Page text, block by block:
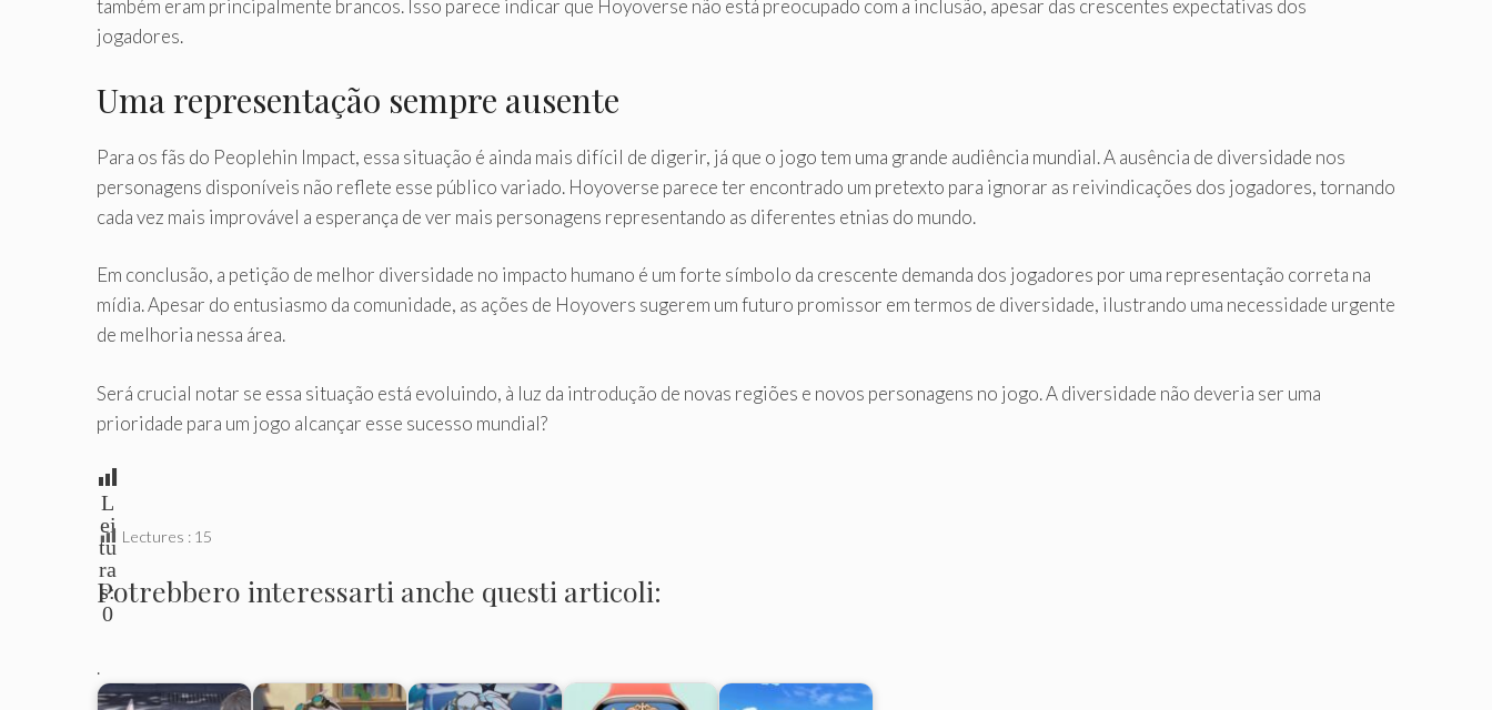
também eram principalmente brancos. Isso parece indicar que Hoyoverse não está preocupado com a inclusão, apesar das crescentes expectativas dos
jogadores.
Uma representação sempre ausente
Para os fãs do Peoplehin Impact, essa situação é ainda mais difícil de digerir, já que o jogo tem uma grande audiência mundial. A ausência de diversidade nos
personagens disponíveis não reflete esse público variado. Hoyoverse parece ter encontrado um pretexto para ignorar as reivindicações dos jogadores, tornando
cada vez mais improvável a esperança de ver mais personagens representando as diferentes etnias do mundo.
Em conclusão, a petição de melhor diversidade no impacto humano é um forte símbolo da crescente demanda dos jogadores por uma representação correta na
mídia. Apesar do entusiasmo da comunidade, as ações de Hoyovers sugerem um futuro promissor em termos de diversidade, ilustrando uma necessidade urgente
de melhoria nessa área.
Será crucial notar se essa situação está evoluindo, à luz da introdução de novas regiões e novos personagens no jogo. A diversidade não deveria ser uma
prioridade para um jogo alcançar esse sucesso mundial?
L
ei
tu
ra
s:
0
Lectures : 15
Potrebbero interessarti anche questi articoli:
.